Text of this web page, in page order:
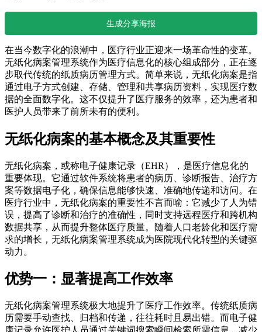
生成分享海报
在当今数字化的浪潮中，医疗行业正迎来一场革命性的变革。
无纸化病案管理系统作为医疗信息化的核心组成部分，正在逐
步取代传统的纸质病历管理方式。简单来说，无纸化病案是指
通过电子方式创建、存储、管理和共享病历资料，实现医疗数
据的全面数字化。这不仅提升了医疗服务的效率，还为患者和
医护人员带来了前所未有的便利。
无纸化病案的基本概念及其重要性
无纸化病案，或称电子健康记录（EHR），是医疗信息化的
重要体现。它通过软件系统将患者的病历、诊断报告、治疗方
案等数据电子化，确保信息能够快速、准确地传递和访问。在
医疗行业中，无纸化病案的重要性不言而喻：它减少了人为错
误，提高了诊断和治疗的准确性，同时支持远程医疗和跨机构
数据共享，从而提升整体医疗质量。随着人口老龄化和医疗需
求的增长，无纸化病案管理系统成为医院现代化转型的关键驱
动力。
优势一：显著提高工作效率
无纸化病案管理系统极大地提升了医疗工作效率。传统纸质病
历需要手动查找、归档和传递，往往耗时且易出错。而电子健